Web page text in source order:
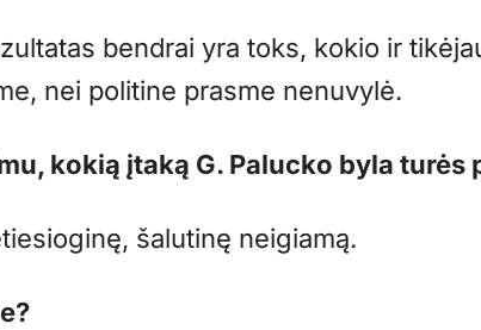
bendrai yra toks, kokio ir
nei politine prasme nenuvylė.
kokią įtaką G. Palucko byla turės
šalutinę neigiamą.